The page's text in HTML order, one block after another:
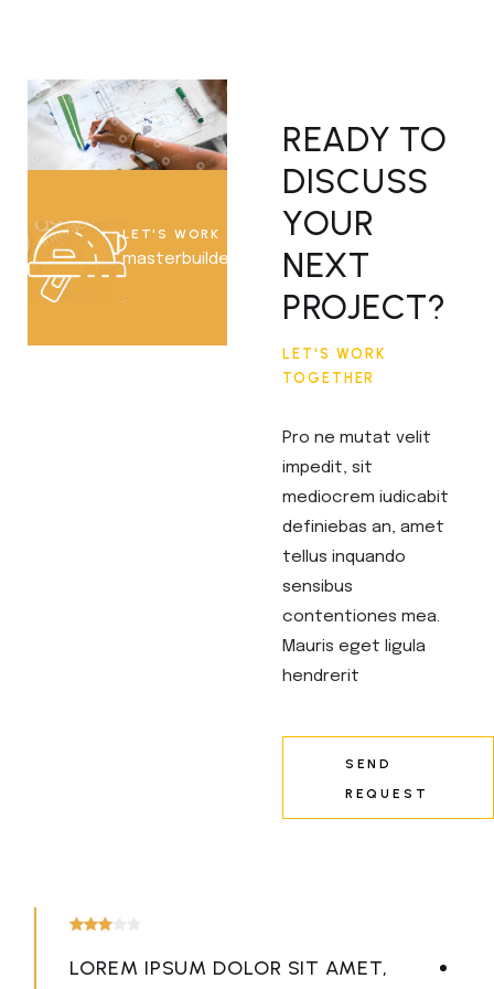
LET'S WORK TOGETHER
masterbuilder@example.com
READY TO
DISCUSS
YOUR
NEXT
PROJECT?
LET'S WORK
TOGETHER
Pro ne mutat velit
impedit, sit
mediocrem iudicabit
definiebas an, amet
tellus inquando
sensibus
contentiones mea.
Mauris eget ligula
hendrerit
SEND
REQUEST
LOREM IPSUM DOLOR SIT AMET,
DOLOR SIT AMET, CONSECTETUR
DOLOR SIT AMET, CONSECTETUR
LOREM IPSUM DOLOR SIT AMET,
DOLOR SIT AMET, CONSECTETUR